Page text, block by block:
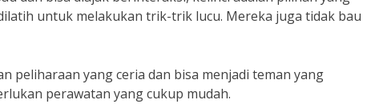
untuk melakukan trik-trik lucu. Mereka juga tidak bau
peliharaan yang ceria dan bisa menjadi teman yang
perawatan yang cukup mudah.